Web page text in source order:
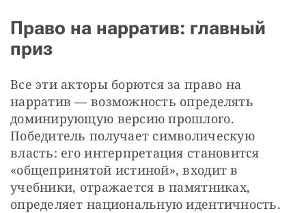
Право на нарратив: главный
приз
Все эти акторы борются за право на
нарратив — возможность определять
доминирующую версию прошлого.
Победитель получает символическую
власть: его интерпретация становится
«общепринятой истиной», входит в
учебники, отражается в памятниках,
определяет национальную идентичность.